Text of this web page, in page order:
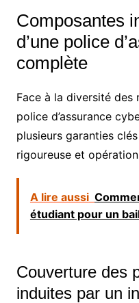
Composantes
d’une police
complète
Face à la diversité des
police d’assurance
plusieurs garanties
rigoureuse et
A lire aussi
étudiant pour un
Couverture des
induites par un